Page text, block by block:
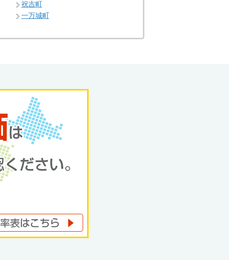
祝吉町
一万城町